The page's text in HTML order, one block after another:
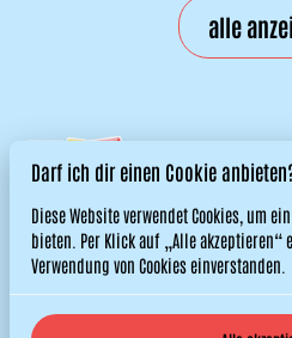
alle
Darf ich dir einen Cookie
Diese Website verwendet Cookies, um
bieten. Per Klick auf „Alle
Verwendung von Cookies einverstanden.